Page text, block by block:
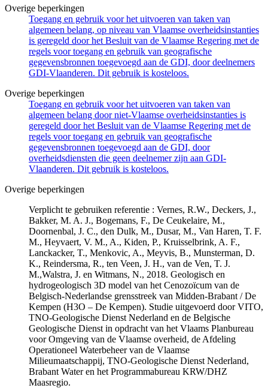
Overige beperkingen
Toegang en gebruik voor het uitvoeren van taken van
algemeen belang, op niveau van Vlaamse overheidsinstanties
is geregeld door het Besluit van de Vlaamse Regering met de
regels voor toegang en gebruik van geografische
gegevensbronnen toegevoegd aan de GDI, door deelnemers
GDI-Vlaanderen. Dit gebruik is kosteloos.
Overige beperkingen
Toegang en gebruik voor het uitvoeren van taken van
algemeen belang door niet-Vlaamse overheidsinstanties is
geregeld door het Besluit van de Vlaamse Regering met de
regels voor toegang en gebruik van geografische
gegevensbronnen toegevoegd aan de GDI, door
overheidsdiensten die geen deelnemer zijn aan GDI-
Vlaanderen. Dit gebruik is kosteloos.
Overige beperkingen
Verplicht te gebruiken referentie : Vernes, R.W., Deckers, J.,
Bakker, M. A. J., Bogemans, F., De Ceukelaire, M.,
Doornenbal, J. C., den Dulk, M., Dusar, M., Van Haren, T. F.
M., Heyvaert, V. M., A., Kiden, P., Kruisselbrink, A. F.,
Lanckacker, T., Menkovic, A., Meyvis, B., Munsterman, D.
K., Reindersma, R., ten Veen, J. H., van de Ven, T. J.
M.,Walstra, J. en Witmans, N., 2018. Geologisch en
hydrogeologisch 3D model van het Cenozoïcum van de
Belgisch-Nederlandse grensstreek van Midden-Brabant / De
Kempen (H3O – De Kempen). Studie uitgevoerd door VITO,
TNO-Geologische Dienst Nederland en de Belgische
Geologische Dienst in opdracht van het Vlaams Planbureau
voor Omgeving van de Vlaamse overheid, de Afdeling
Operationeel Waterbeheer van de Vlaamse
Milieumaatschappij, TNO-Geologische Dienst Nederland,
Brabant Water en het Programmabureau KRW/DHZ
Maasregio.